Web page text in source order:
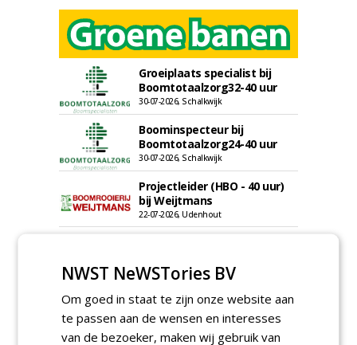
Groeiplaats specialist bij
Boomtotaalzorg32-40 uur
30-07-2026, Schalkwijk
Boominspecteur bij
Boomtotaalzorg24-40 uur
30-07-2026, Schalkwijk
Projectleider (HBO - 40 uur)
bij Weijtmans
22-07-2026, Udenhout
regio Zuid
Boomrooier / boomverzorger
ETW bij Weijtmans
04-05-2026
NWST NeWSTories BV
Om goed in staat te zijn onze website aan
te passen aan de wensen en interesses
van de bezoeker, maken wij gebruik van